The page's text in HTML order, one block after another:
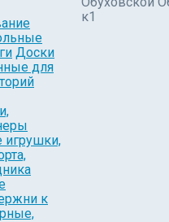
Доски
для
к
к1